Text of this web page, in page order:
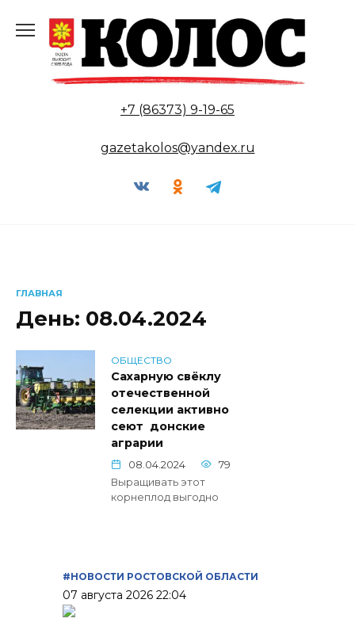
содержанию
+7 (86373) 9-19-65
gazetakolos@yandex.ru
ГЛАВНАЯ
День: 08.04.2024
ОБЩЕСТВО
Сахарную свёклу
отечественной
селекции активно
сеют донские
аграрии
08.04.2024
79
Выращивать этот
корнеплод выгодно
#НОВОСТИ РОСТОВСКОЙ ОБЛАСТИ
07 августа 2026 22:04